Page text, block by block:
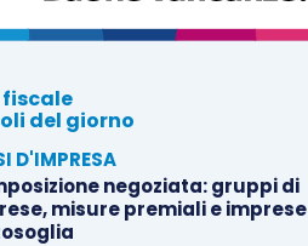
del giorno
D'IMPRESA
negoziata: gruppi di
misure premiali e imprese